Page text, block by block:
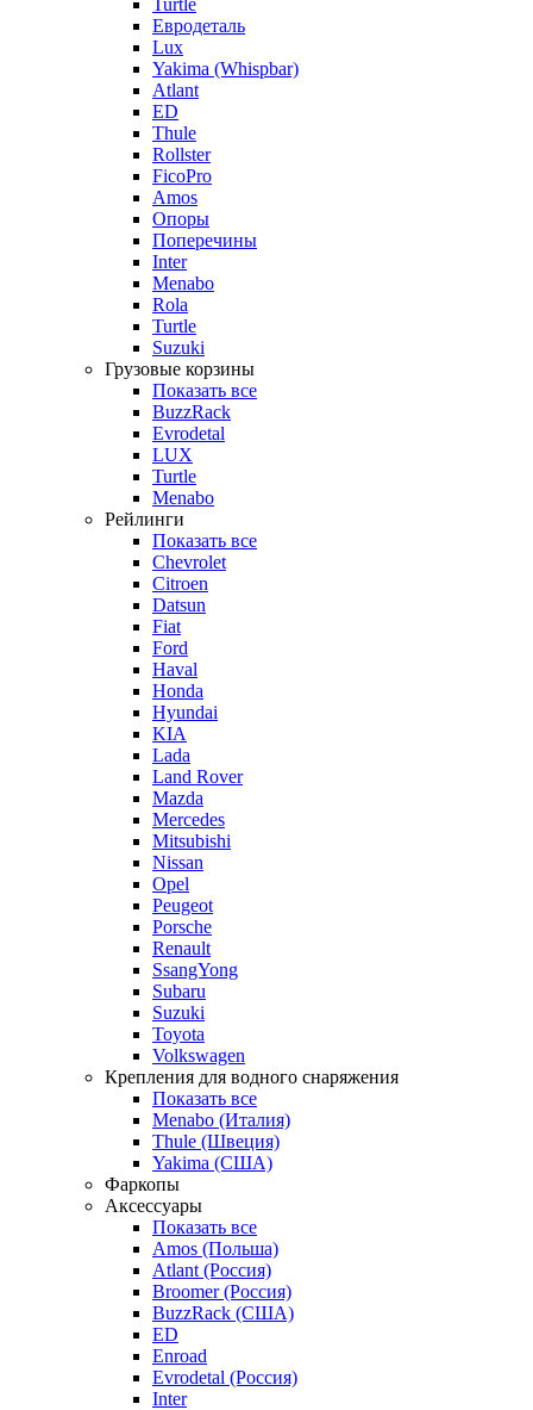
Евродеталь
Lux
Yakima (Whispbar)
Atlant
ED
Thule
Rollster
FicoPro
Amos
Опоры
Поперечины
Inter
Menabo
Rola
Turtle
Suzuki
Грузовые корзины
Показать все
BuzzRack
Evrodetal
LUX
Turtle
Menabo
Рейлинги
Показать все
Chevrolet
Citroen
Datsun
Fiat
Ford
Haval
Honda
Hyundai
KIA
Lada
Land Rover
Mazda
Mercedes
Mitsubishi
Nissan
Opel
Peugeot
Porsche
Renault
SsangYong
Subaru
Suzuki
Toyota
Volkswagen
Крепления для водного снаряжения
Показать все
Menabo (Италия)
Thule (Швеция)
Yakima (США)
Фаркопы
Аксессуары
Показать все
Amos (Польша)
Atlant (Россия)
Broomer (Россия)
BuzzRack (США)
ED
Enroad
Evrodetal (Россия)
Inter